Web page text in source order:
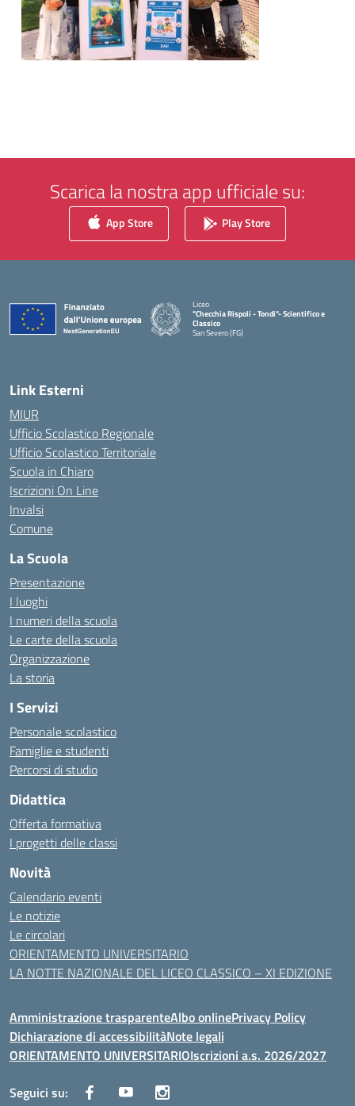
Scarica la nostra app ufficiale su:
App Store Play Store
Liceo
"Checchia Rispoli - Tondi"- Scientifico e
Classico
San Severo (FG)
Link Esterni
MIUR
Ufficio Scolastico Regionale
Ufficio Scolastico Territoriale
Scuola in Chiaro
Iscrizioni On Line
Invalsi
Comune
La Scuola
Presentazione
I luoghi
I numeri della scuola
Le carte della scuola
Organizzazione
La storia
I Servizi
Personale scolastico
Famiglie e studenti
Percorsi di studio
Didattica
Offerta formativa
I progetti delle classi
Novità
Calendario eventi
Le notizie
Le circolari
ORIENTAMENTO UNIVERSITARIO
LA NOTTE NAZIONALE DEL LICEO CLASSICO – XI EDIZIONE
Amministrazione trasparenteAlbo onlinePrivacy Policy
Dichiarazione di accessibilitàNote legali
ORIENTAMENTO UNIVERSITARIOIscrizioni a.s. 2026/2027
Seguici su: